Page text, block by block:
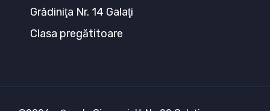
Grădiniţa Nr. 14 Galaţi
Clasa pregătitoare